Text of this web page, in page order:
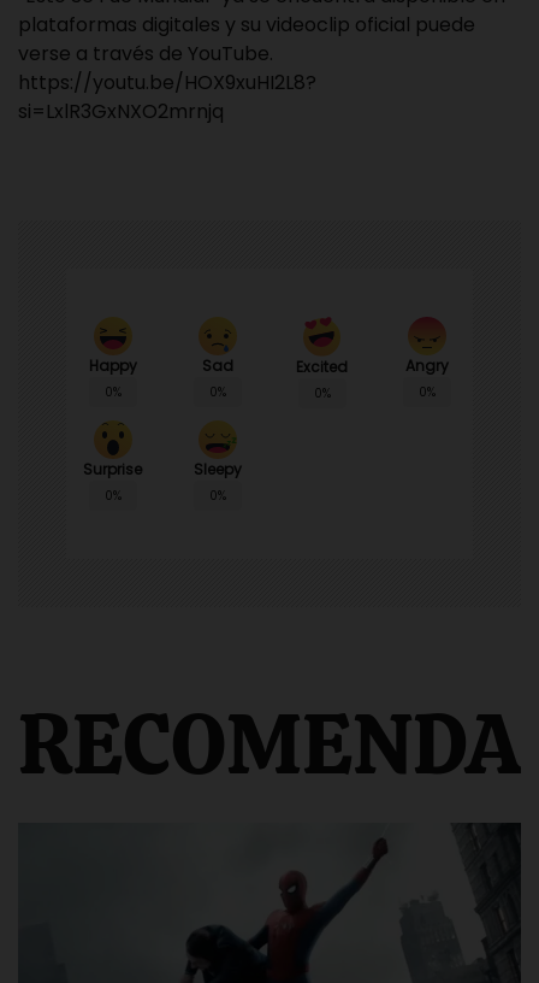
plataformas digitales y su videoclip oficial puede
verse a través de YouTube.
https://youtu.be/HOX9xuHI2L8?
si=LxlR3GxNXO2mrnjq
Happy
0%
Sad
0%
Excited
0%
Angry
0%
Surprise
0%
Sleepy
0%